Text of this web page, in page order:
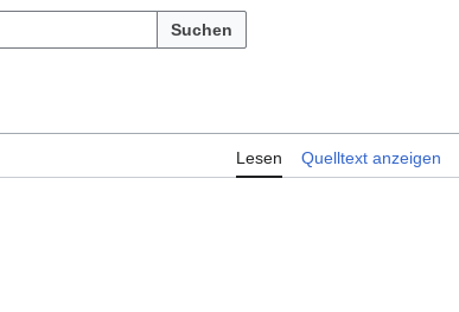
Suchen
Lesen Quelltext anzeigen